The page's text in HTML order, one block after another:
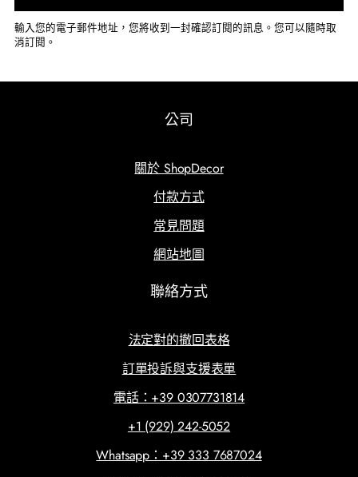
輸入您的電子郵件地址，您將收到一封確認訂閱的訊息。您可以隨時取
消訂閱。
公司
關於 ShopDecor
付款方式
常見問題
網站地圖
聯絡方式
法定對的撤回表格
訂單投訴與支援表單
電話：+39 0307731814
+1 (929) 242-5052
Whatsapp：+39 333 7687024